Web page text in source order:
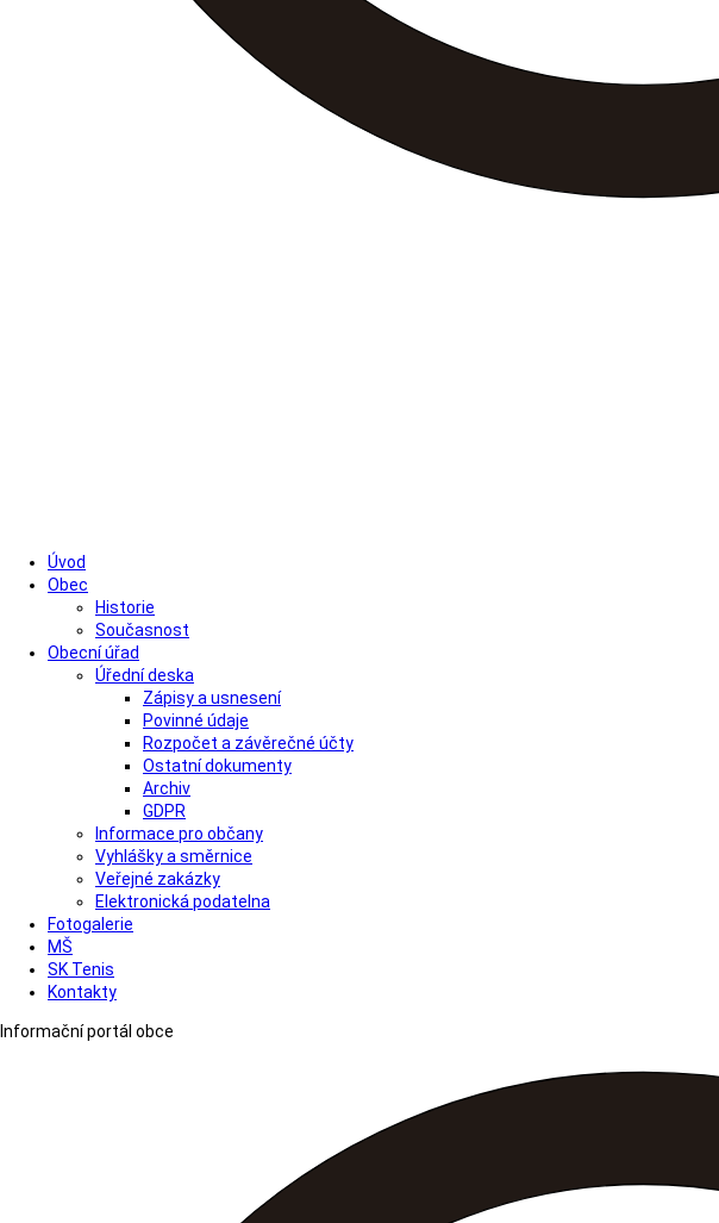
Úvod
Obec
Historie
Současnost
Obecní úřad
Úřední deska
Zápisy a usnesení
Povinné údaje
Rozpočet a závěrečné účty
Ostatní dokumenty
Archiv
GDPR
Informace pro občany
Vyhlášky a směrnice
Veřejné zakázky
Elektronická podatelna
Fotogalerie
MŠ
SK Tenis
Kontakty
Informační portál obce